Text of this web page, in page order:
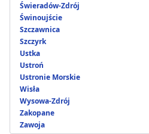
Świeradów-Zdrój
Świnoujście
Szczawnica
Szczyrk
Ustka
Ustroń
Ustronie Morskie
Wisła
Wysowa-Zdrój
Zakopane
Zawoja